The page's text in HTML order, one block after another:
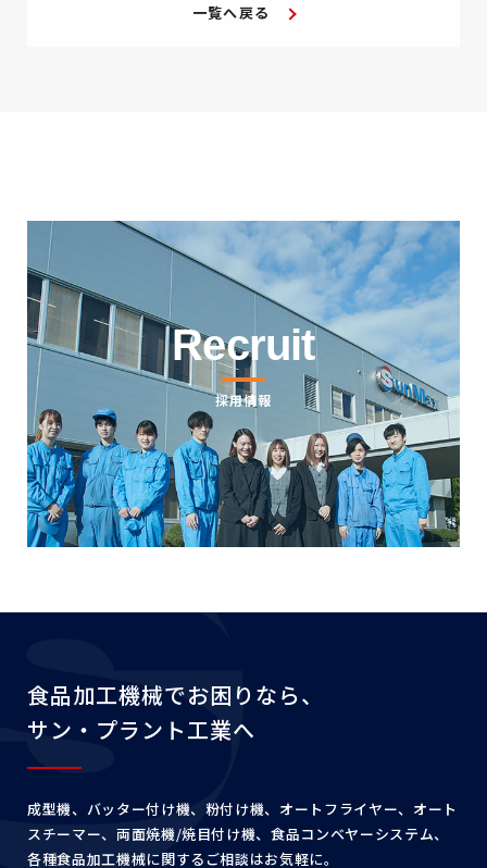
一覧へ戻る
Recruit
採用情報
食品加工機械でお困りなら、
サン・プラント工業へ
成型機、バッター付け機、粉付け機、オートフライヤー、 オート
スチーマー、両面焼機/焼目付け機、食品コンベヤーシステム、
各種食品加工機械に関するご相談はお気軽に。